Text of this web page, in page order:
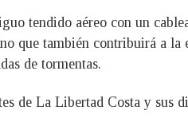
tendido aéreo con un
que también contribuirá a la
de tormentas.
de La Libertad Costa y sus